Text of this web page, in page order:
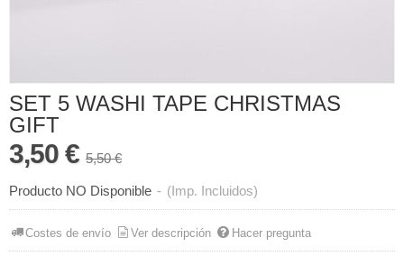
SET 5 WASHI TAPE CHRISTMAS
GIFT
3,50 € 5,50 €
Producto NO Disponible - (Imp. Incluidos)
Costes de envío Ver descripción Hacer pregunta